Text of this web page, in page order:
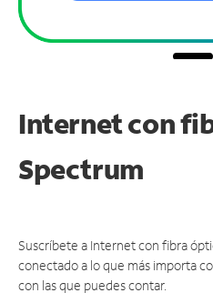
Internet con
Spectrum
Suscríbete a Internet con fibra
conectado a lo que más importa
con las que puedes contar.